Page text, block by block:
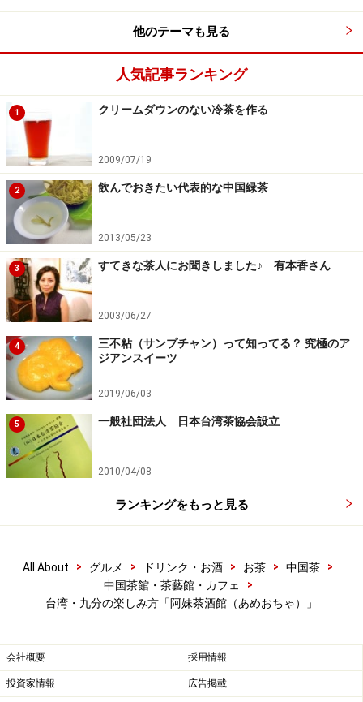
が上がります。そして、もし空いていたら一番外側の席
に座りましょう。明るいうちは海へと下る風景と爽やか
な風を楽しむことができます。
席に着いたらお茶を注文
席に着くと店員さんが注文を聞いてくれます。お茶のメ
ニューを出してくれる時もあるようですが、繁忙期には
お勧めのお茶とお菓子のセットのみということもありま
す（食事は別途予約が必要と言われました）。2015年8
月時点で、お勧めのお茶とお菓子のセットは一人
NT$300で、お茶は高山茶でした。
※台湾の高山茶については「
おきたい3つのエリア」の記事もどうぞ。
揉捻された丸い茶葉が台湾らしいですね。
注文が済むと、お店の方がすぐに道具一式を持ってきて
くれて、1煎目は淹れ方を説明しながら淹れてくれま
す。日本語が話せる店員さんも多いので、初めての方で
茶番に急須と茶海のセット。見ているだけでも楽しいもので
フルーツなどを用意してくれます。
他のテーマも見る
人気記事ランキング
1 クリームダウンのない冷茶を作る
2009/07/19
2 飲んでおきたい代表的な中国緑茶
2013/05/23
3 すてきな茶人にお聞きしました♪ 有本香さん
2003/06/27
4
三不粘（サンプチャン）って知ってる？ 究極のア
ジアンスイーツ
2019/06/03
5 一般社団法人 日本台湾茶協会設立
2010/04/08
ランキングをもっと見る
All About > グルメ > ドリンク・お酒 > お茶 > 中国茶
>
中国茶館・茶藝館・カフェ
>
台湾・九分の楽しみ方「阿妹茶酒館（あめおちゃ）」
会社概要 採用情報
投資家情報 広告掲載